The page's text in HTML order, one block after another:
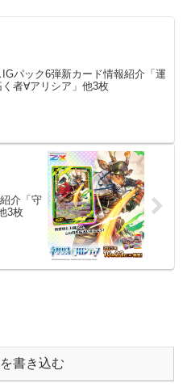
パック6弾新カード情報紹介「運
く者∀アリシア」他3枚
介「守
3枚
書き込む